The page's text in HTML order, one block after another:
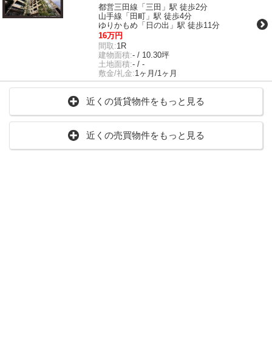
都営三田線「三田」駅 徒歩2分
山手線「田町」駅 徒歩4分
ゆりかもめ「日の出」駅 徒歩11分
16万円
間取:1R
建物面積:- / 10.30坪
土地面積:- / -
敷金/礼金:1ヶ月/1ヶ月
近くの賃貸物件をもっと見る
近くの売買物件をもっと見る